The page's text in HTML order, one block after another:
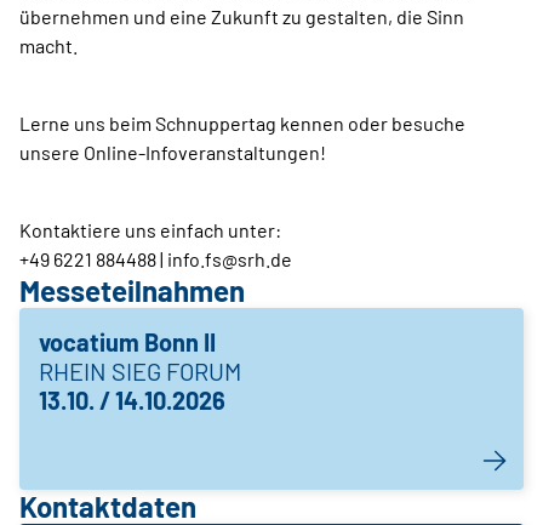
übernehmen und eine Zukunft zu gestalten, die Sinn
macht.
Lerne uns beim Schnuppertag kennen oder besuche
unsere Online-Infoveranstaltungen!
Kontaktiere uns einfach unter:
+49 6221 884488 | info.fs@srh.de
Messeteilnahmen
vocatium Bonn II
RHEIN SIEG FORUM
13.10. / 14.10.2026
Kontaktdaten